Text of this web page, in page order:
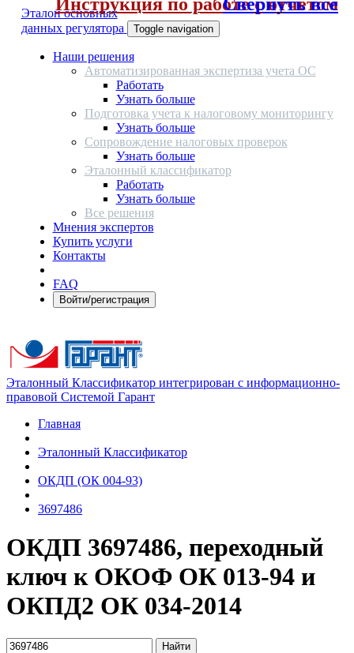
Эталон основных
данных регулятора
Toggle navigation
Наши решения
Автоматизированная экспертиза учета ОС
Работать
Узнать больше
Подготовка учета к налоговому мониторингу
Узнать больше
Сопровождение налоговых проверок
Узнать больше
Эталонный классификатор
Работать
Узнать больше
Все решения
Мнения экспертов
Купить услуги
Контакты
FAQ
Войти/регистрация
Эталонный Классификатор интегрирован с информационно-
правовой Системой Гарант
Главная
Эталонный Классификатор
ОКДП (ОК 004-93)
3697486
ОКДП 3697486, переходный
ключ к ОКОФ ОК 013-94 и
ОКПД2 ОК 034-2014
Найти